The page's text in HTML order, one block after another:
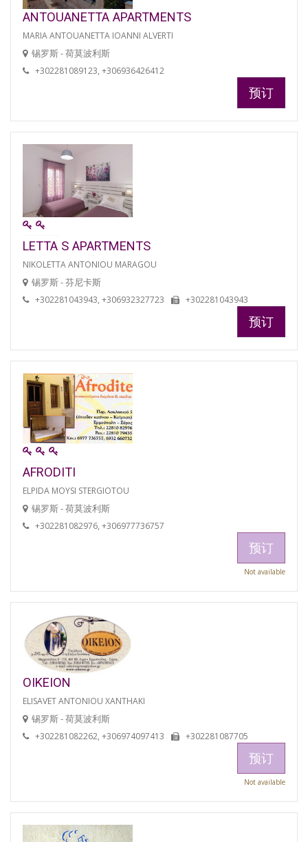
ANTOUANETTA APARTMENTS
MARIA ANTOUANETTA IOANNI ALVERTI
锡罗斯 - 荷莫波利斯
+302281089123, +306936426412
预订
LETTA S APARTMENTS
NIKOLETTA ANTONIOU MARAGOU
锡罗斯 - 芬尼卡斯
+302281043943, +306932327723 +302281043943
预订
AFRODITI
ELPIDA MOYSI STERGIOTOU
锡罗斯 - 荷莫波利斯
+302281082976, +306977736757
预订
Not available
OIKEION
ELISAVET ANTONIOU XANTHAKI
锡罗斯 - 荷莫波利斯
+302281082262, +306974097413 +302281087705
预订
Not available